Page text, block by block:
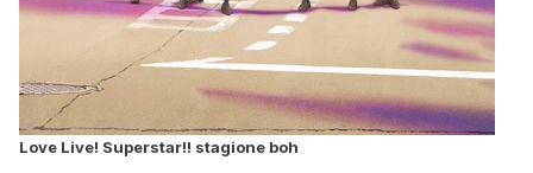
Love Live! Superstar!! stagione boh